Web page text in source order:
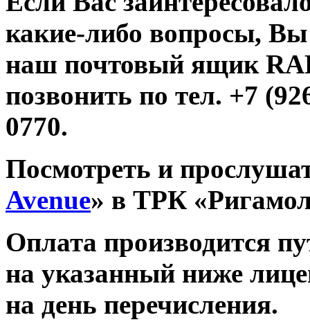
какие-либо вопросы,
наш почтовый ящик
позвонить по тел. +7
0770.
Посмотреть и
Avenue» в ТРК
Оплата производится
на указанный ниже
на день перечисления.